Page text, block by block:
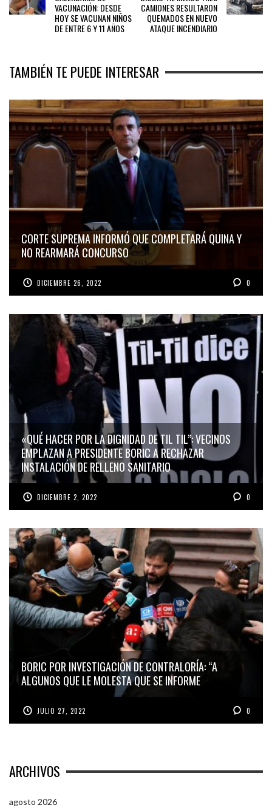
VACUNACIÓN: DESDE
HOY SE VACUNAN NIÑOS
DE ENTRE 6 Y 11 AÑOS
CAMIONES RESULTARON
QUEMADOS EN NUEVO
ATAQUE INCENDIARIO
TAMBIÉN TE PUEDE INTERESAR
CORTE SUPREMA INFORMÓ QUE COMPLETARÁ QUINA Y
NO REARMARÁ CONCURSO
DICIEMBRE 26, 2022 0
«QUÉ HACER POR LA DIGNIDAD DE TIL TIL”: VECINOS
EMPLAZAN A PRESIDENTE BORIC A RECHAZAR
INSTALACIÓN DE RELLENO SANITARIO
DICIEMBRE 2, 2022 0
BORIC POR INVESTIGACIÓN DE CONTRALORÍA: “A
ALGUNOS QUE LE MOLESTA QUE SE INFORME
JULIO 27, 2022 0
ARCHIVOS
agosto 2026